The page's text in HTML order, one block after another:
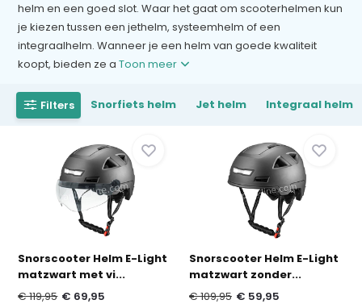
helm en een goed slot. Waar het gaat om scooterhelmen kun
je kiezen tussen een jethelm, systeemhelm of een
integraalhelm. Wanneer je een helm van goede kwaliteit
koopt, bieden ze aToon meer
Filters Snorfiets helm Jet helm Integraal helm
Snorscooter Helm E-Light
matzwart met vi...
€ 119,95 € 69,95
Snorscooter Helm E-Light
matzwart zonder...
€ 109,95 € 59,95